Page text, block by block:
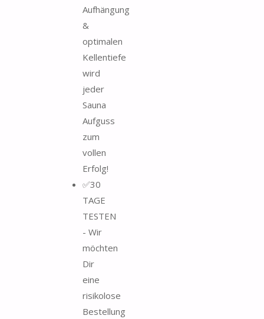
Aufhängung
&
optimalen
Kellentiefe
wird
jeder
Sauna
Aufguss
zum
vollen
Erfolg!
✅30
TAGE
TESTEN
- Wir
möchten
Dir
eine
risikolose
Bestellung